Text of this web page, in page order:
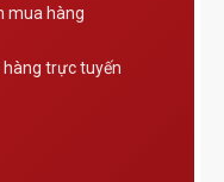
mua hàng
hàng trực tuyến